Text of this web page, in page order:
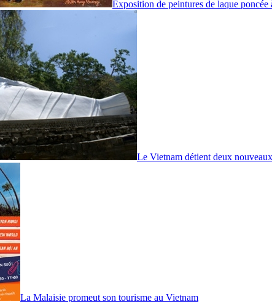
Exposition de peintures de laque poncée
Le Vietnam détient deux
La Malaisie promeut son tourisme au Vietnam